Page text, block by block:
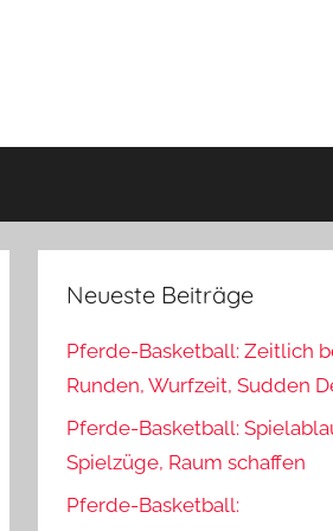
Neueste Beiträge
Pferde-Basketball: Zeitlich
Runden, Wurfzeit, Sudden
Pferde-Basketball:
Spielzüge, Raum schaffen
Pferde-Basketball: